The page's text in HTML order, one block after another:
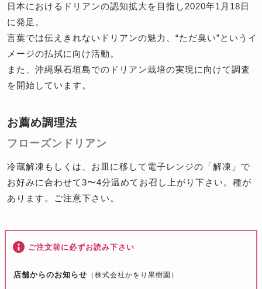
日本におけるドリアンの認知拡大を目指し2020年1月18日
に発足。
言葉では伝えきれないドリアンの魅力、“ただ臭い”というイ
メージの払拭に向け活動。
また、沖縄県石垣島でのドリアン栽培の実現に向けて調査
を開始しています。
お薦め調理法
フローズンドリアン
冷蔵解凍もしくは、お皿に移して電子レンジの「解凍」で
お好みに合わせて3〜4分温めてお召し上がり下さい。種が
あります。ご注意下さい。
ご注文前に必ずお読み下さい
店舗からのお知らせ （株式会社かをり果樹園）